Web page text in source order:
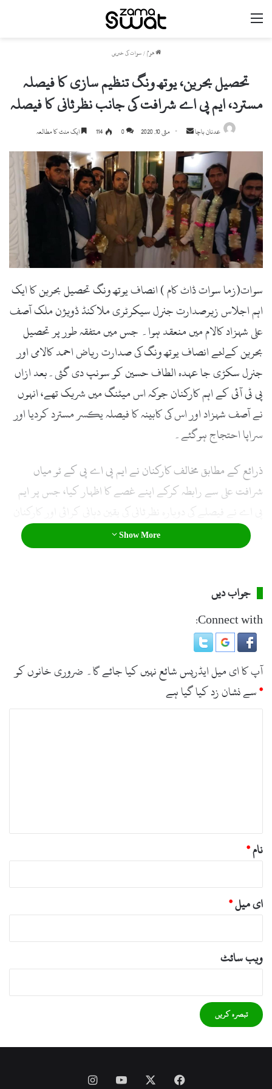
مینو
ھوم / سوات کی خبریں
تحصیل بحرین، یوتھ ونگ تنظیم سازی کا فیصلہ
مسترد، ایم پی اے شرافت کی جانب نظرثانی کا فیصلہ
عدنان باچا
Send
email
مئی 10, 2020 0
114 ایک منٹ کا مطالعہ
سوات(زما سوات ڈاٹ کام ) انصاف یوتھ ونگ تحصیل بحرین کا ایک
اہم اجلاس زیرصدارت جنرل سیکرٹری ملاکنڈ ڈویژن ملک آصف
علی شہزاد کالام میں منعقد ہوا۔ جس میں متفقہ طور پر تحصیل
بحرین کےلئے انصاف یوتھ ونگ کی صدارت ریاض احمد کالامی اور
جنرل سکڑی جا عہدہ الطاف حسین کو سونپ دی گئی۔بعد ازاں
پی ٹی آئی کے اہم کارکنان جوکہ اس میٹنگ میں شریک تھے، انہوں
نے آصف شہزاد اور اس کی کابینہ کا فیصلہ یکسر مسترد کردیا اور
سراپا احتجاج ہوگئے۔
ذرائع کے مطابق مخالف کارکنان نے ایم پی اے پی کے ٹو میاں
شرافت علی سے رابطہ کرکے اپنے غصے کا اظہار کیا، جس پر ایم
پی اے نے فیصلے کی دوبارہ نظرثانی کی یقین دہانی کرائی اور کارکنان
کو پرامن رہنے کی اپیل کی۔
سے تعلق رکھنے والے نظریاتی کارکن فضل غنی کو صدارت دینے کی
بھاگ دوڑ جاری ہے۔ فیصلے کے بعد فضل غنی حامی گروپ نے
اس کو مسترد کرتے ہوئے آپس میں رابطے شروع کردئے ہیں۔ تاہم
ایم پی اے میاں شرافت علی اور ایم این اے ڈاکٹر حیدرعلی نے
کارکنان کو اشتعال انگیزی اور بیان بازیوں سے باز رکھنے کی
کوششیں شروع کردی ہیں اور فصلے پر نظرثانی کی یقین دہانی کرائی
ہے۔
Show More
جواب دیں
Connect with:
آپ کا ای میل ایڈریس شائع نہیں کیا جائے گا۔ ضروری خانوں کو
*سے نشان زد کیا گیا ہے
نام*
ای میل*
ویب‌ سائٹ
Facebook
YouTube
Instagram